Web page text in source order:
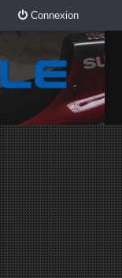
Connexion